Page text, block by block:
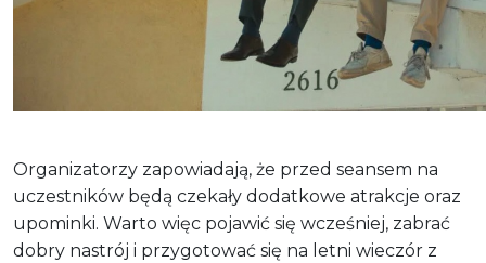
Organizatorzy zapowiadają, że przed seansem na
uczestników będą czekały dodatkowe atrakcje oraz
upominki. Warto więc pojawić się wcześniej, zabrać
dobry nastrój i przygotować się na letni wieczór z